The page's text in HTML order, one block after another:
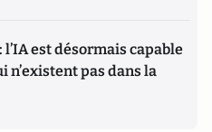
est désormais capable
n’existent pas dans la